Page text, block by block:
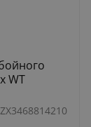
WT
ZX3468814210